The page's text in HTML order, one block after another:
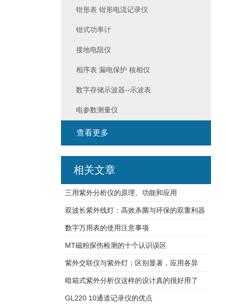
钳形表 钳形电流记录仪
钳式功率计
接地电阻仪
相序表 漏电保护 核相仪
数字存储示波器--示波表
电参数测量仪
查看更多
相关文章
三用紫外分析仪的原理、功能和应用
双波长紫外线灯：高效杀菌与环保的双重利器
数字万用表的使用注意事项
MT磁粉探伤检测的十个认识误区
紫外交联仪与紫外灯：区别显著，应用各异
暗箱式紫外分析仪这样的设计真的很好用了
GL220 10通道记录仪的优点